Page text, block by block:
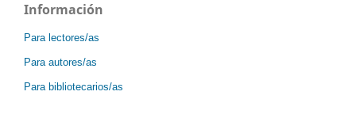
Información
Para lectores/as
Para autores/as
Para bibliotecarios/as